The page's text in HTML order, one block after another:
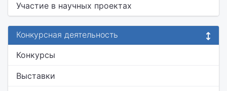
Участие в научных проектах
Конкурсная деятельность
Конкурсы
Выставки